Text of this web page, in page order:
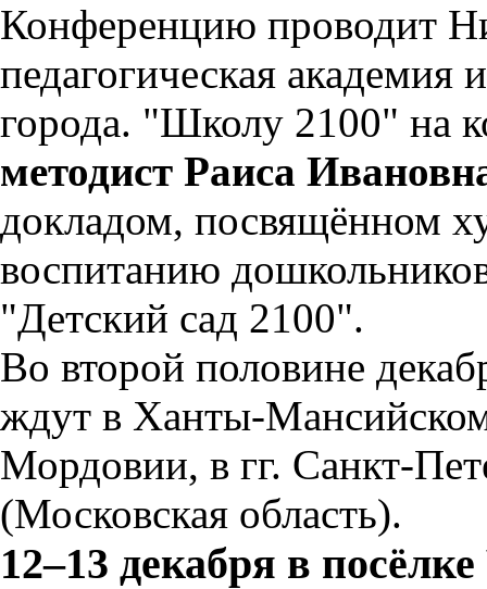
Конференцию проводит
педагогическая академия
города. "Школу 2100" на
методист Раиса
докладом, посвящённом
воспитанию
"Детский сад 2100".
Во второй половине
ждут в Ханты-
Мордовии, в гг. Санкт-
(Московская область).
12–13 декабря в